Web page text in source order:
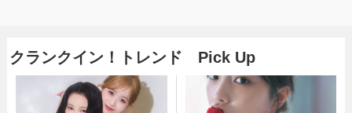
クランクイン！トレンド Pick Up